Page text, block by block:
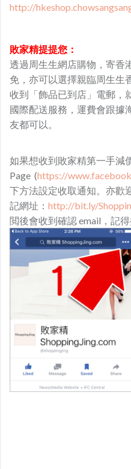
http://
敗家精提提您：
透過周生生網店購物，寄香
免，亦可以選擇親臨周生生
收到「飾品已到店」電郵，
國際配送服務，運費會跟據
友都可以。
如果想收到敗家精第一手減
Page (https://
下方法設定收取通知。亦歡
記網址： http://bit.ly/
閲後會收到確認 email，記